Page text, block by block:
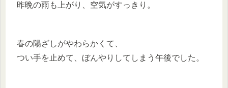
昨晩の雨も上がり、空気がすっきり。
春の陽ざしがやわらかくて、
つい手を止めて、ぼんやりしてしまう午後でした。